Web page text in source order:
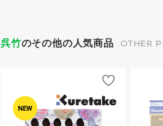
呉竹のその他の人気商品 OTHER
NEW